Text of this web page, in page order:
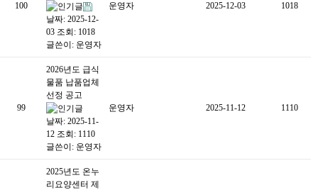
100
날짜: 2025-12-
03 조회: 1018
글쓴이: 운영자
운영자 2025-12-03 1018
99
2026년도 급식
물품 납품업체
선정 공고
날짜: 2025-11-
12 조회: 1110
글쓴이: 운영자
운영자 2025-11-12 1110
2025년도 온누
리요양센터 제